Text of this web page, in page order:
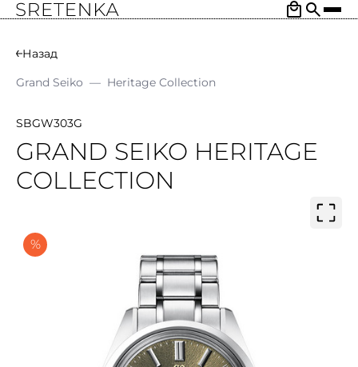
Назад
Grand Seiko — Heritage Collection
SBGW303G
GRAND SEIKO HERITAGE
COLLECTION
%